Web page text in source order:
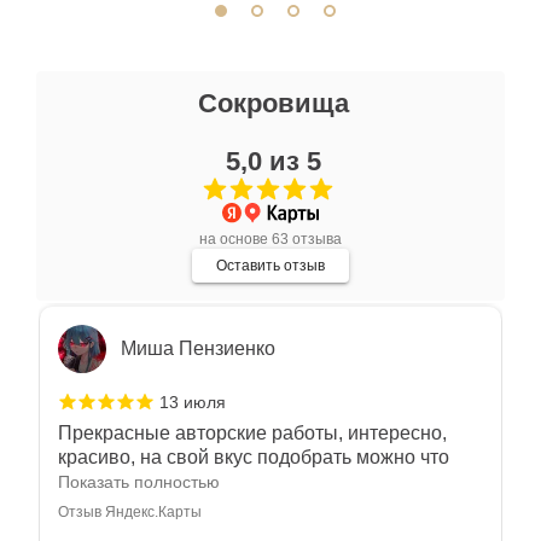
Сокровища
5,0 из 5
на основе 63 отзыва
Оставить отзыв
Очень большой выбор украшений! Каждое -
индивидуально и завораживает своей
красотой! Трудно не купить всё! Спасибо!
Отзыв Яндекс.Карты
Миша Пензиенко
13 июля
Прекрасные авторские работы, интересно,
красиво, на свой вкус подобрать можно что
угодно
Показать полностью
Отзыв Яндекс.Карты